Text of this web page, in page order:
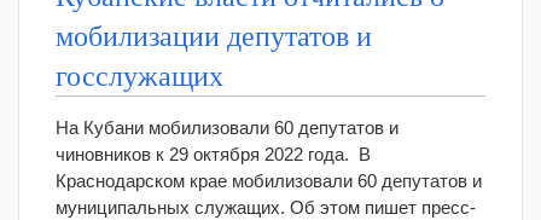
в
ДТП
М4
«Дон»
погиб
человек,
мобилизации депутатов и
госслужащих
На Кубани мобилизовали 60 депутатов и
чиновников к 29 октября 2022 года. В
Краснодарском крае мобилизовали 60 депутатов и
муниципальных служащих. Об этом пишет пресс-